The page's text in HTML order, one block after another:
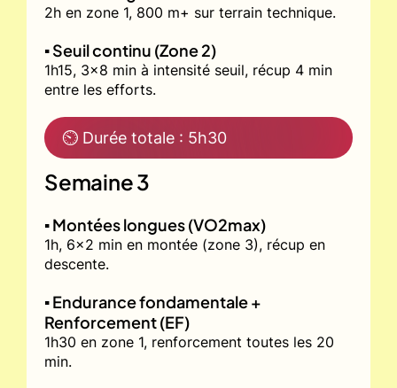
2h en zone 1, 800 m+ sur terrain technique.
▪️ Seuil continu (Zone 2)
1h15, 3x8 min à intensité seuil, récup 4 min
entre les efforts.
⏲ Durée totale : 5h30
Semaine 3
▪️ Montées longues (VO2max)
1h, 6x2 min en montée (zone 3), récup en
descente.
▪️ Endurance fondamentale +
Renforcement (EF)
1h30 en zone 1, renforcement toutes les 20
min.